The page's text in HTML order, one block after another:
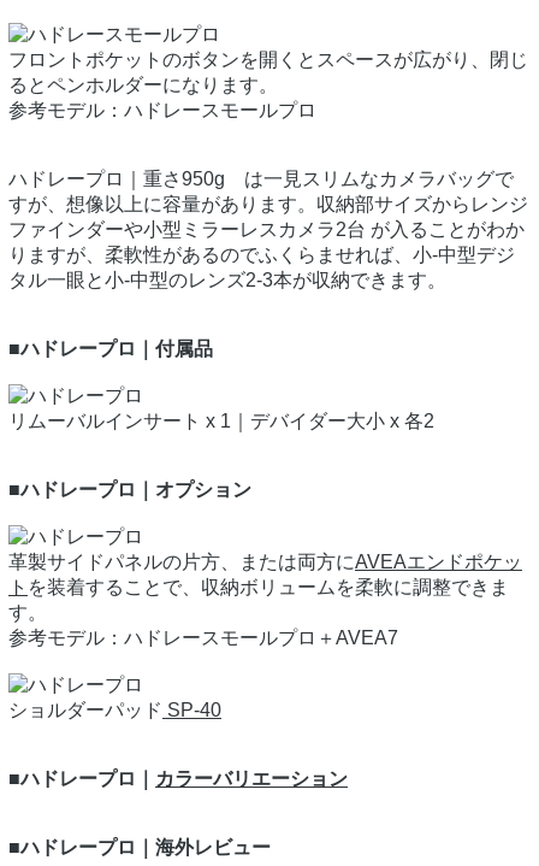
フロントポケットのボタンを開くとスペースが広がり、閉じ
るとペンホルダーになります。
参考モデル：ハドレースモールプロ
ハドレープロ｜重さ950g は一見スリムなカメラバッグで
すが、想像以上に容量があります。収納部サイズからレンジ
ファインダーや小型ミラーレスカメラ2台 が入ることがわか
りますが、柔軟性があるのでふくらませれば、小-中型デジ
タル一眼と小-中型のレンズ2-3本が収納できます。
■ハドレープロ｜付属品
リムーバルインサート x 1｜デバイダー大小 x 各2
■ハドレープロ｜オプション
革製サイドパネルの片方、または両方にAVEAエンドポケッ
ト を装着することで、収納ボリュームを柔軟に調整できま
す。
参考モデル：ハドレースモールプロ＋AVEA7
ショルダーパッド SP-40
■ハドレープロ｜ カラーバリエーション
■ハドレープロ｜海外レビュー